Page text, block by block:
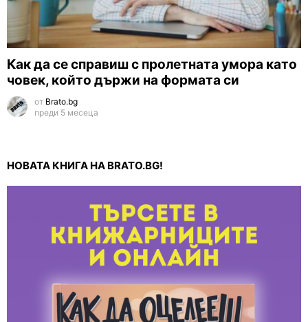
Как да се справиш с пролетната умора като
човек, който държи на формата си
от Brato.bg
преди 5 месеца
НОВАТА КНИГА НА BRATO.BG!